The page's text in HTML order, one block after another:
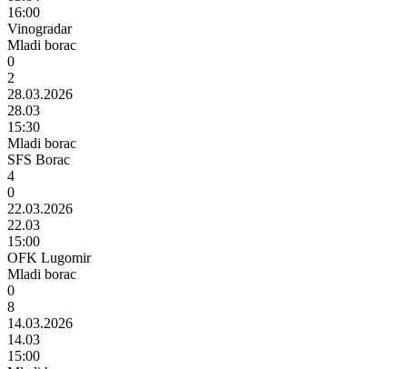
16:00
Vinogradar
Mladi borac
0
2
28.03.2026
28.03
15:30
Mladi borac
SFS Borac
4
0
22.03.2026
22.03
15:00
OFK Lugomir
Mladi borac
0
8
14.03.2026
14.03
15:00